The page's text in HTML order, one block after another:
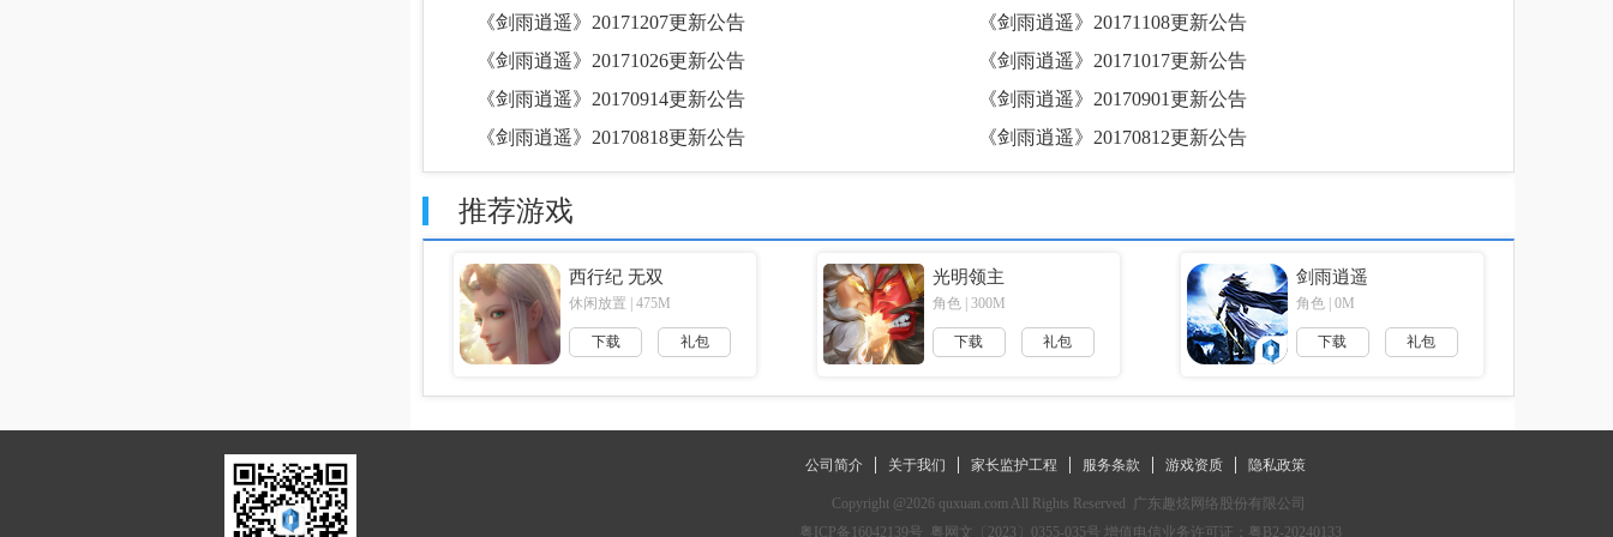
《剑雨逍遥》20171207更新公告
《剑雨逍遥》20171108更新公告
《剑雨逍遥》20171026更新公告
《剑雨逍遥》20171017更新公告
《剑雨逍遥》20170914更新公告
《剑雨逍遥》20170901更新公告
《剑雨逍遥》20170818更新公告
《剑雨逍遥》20170812更新公告
推荐游戏
西行纪 无双
休闲放置 | 475M
下载 礼包
光明领主
角色 | 300M
下载 礼包
剑雨逍遥
角色 | 0M
下载 礼包
公司简介 关于我们 家长监护工程 服务条款 游戏资质 隐私政策
Copyright @2026 quxuan.com All Rights Reserved
广东趣炫网络股份有限公司
粤ICP备16042139号
粤网文〔2023〕0355-035号